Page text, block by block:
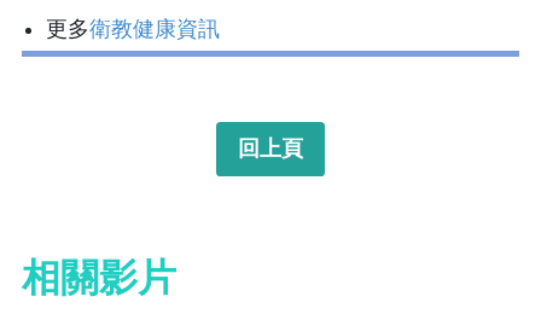
更多衛教健康資訊
回上頁
相關影片